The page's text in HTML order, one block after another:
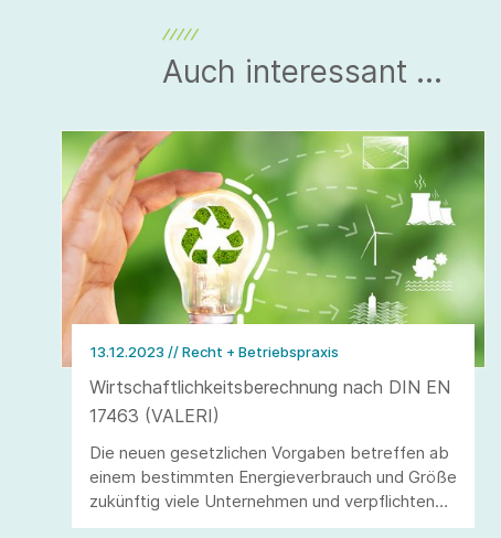
Auch interessant ...
13.12.2023 // Recht + Betriebspraxis
Wirtschaftlichkeitsberechnung nach DIN EN
17463 (VALERI)
Die neuen gesetzlichen Vorgaben betreffen ab
einem bestimmten Energieverbrauch und Größe
zukünftig viele Unternehmen und verpflichten
diese zur wirtschaftlichen Bewertung und ggf.